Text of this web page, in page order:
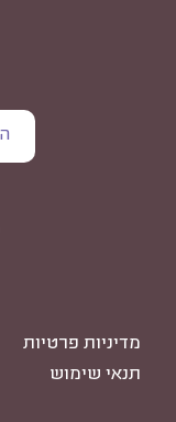
מדיניות פרטיות
תנאי שימוש